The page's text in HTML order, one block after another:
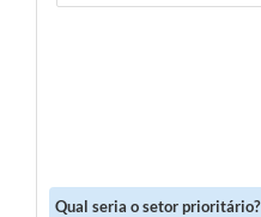
Qual seria o setor prioritário?